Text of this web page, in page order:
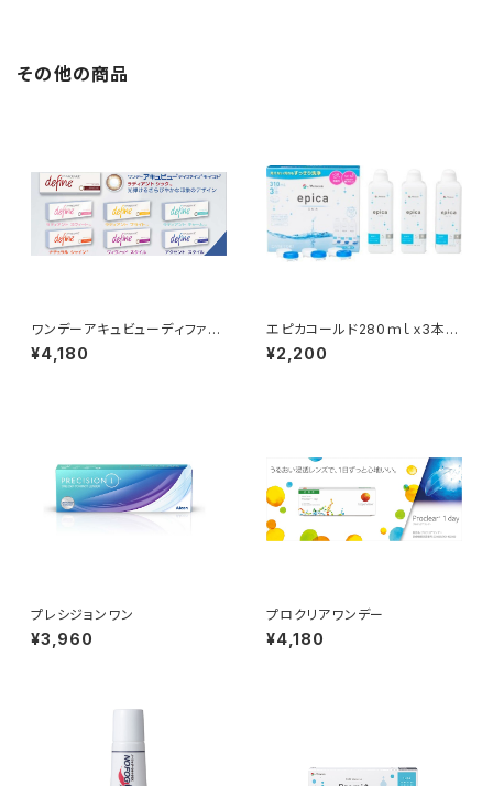
その他の商品
ワンデーアキュビューディファイ
ンモイスト
¥4,180
エピカコールド280ｍｌｘ3本パ
ック
¥2,200
プレシジョンワン
¥3,960
プロクリアワンデー
¥4,180